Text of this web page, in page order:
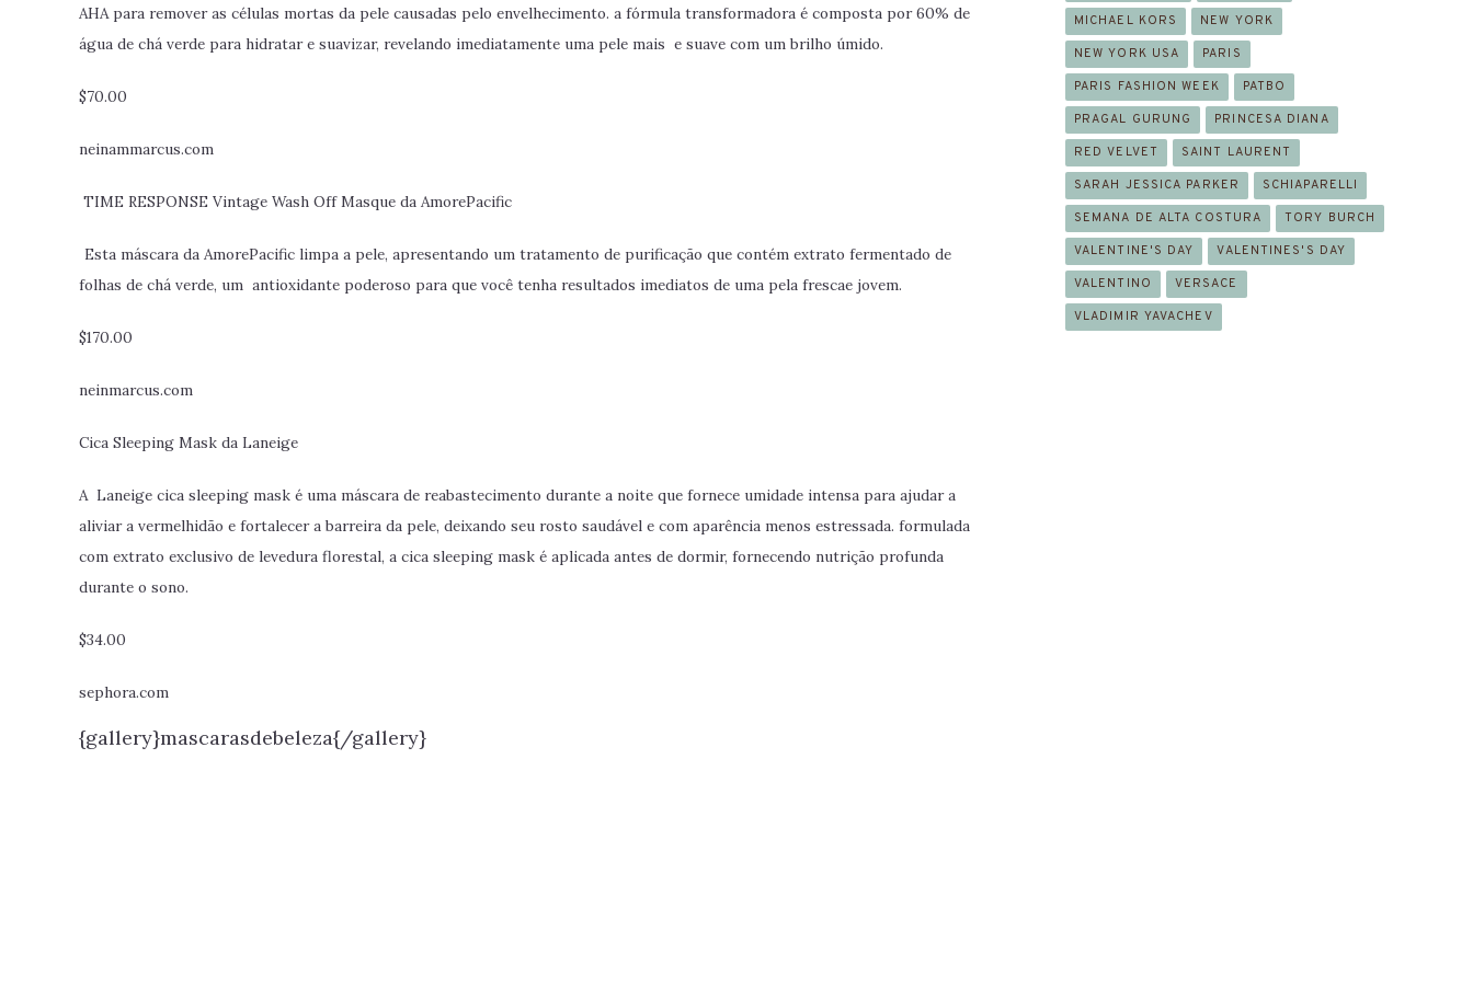
AHA para remover as células mortas da pele causadas pelo envelhecimento. a fórmula transformadora é composta por 60% de
água de chá verde para hidratar e suavizar, revelando imediatamente uma pele mais e suave com um brilho úmido.
$70.00
neinammarcus.com
TIME RESPONSE Vintage Wash Off Masque da AmorePacific
Esta máscara da AmorePacific limpa a pele, apresentando um tratamento de purificação que contém extrato fermentado de
folhas de chá verde, um antioxidante poderoso para que você tenha resultados imediatos de uma pela frescae jovem.
$170.00
neinmarcus.com
Cica Sleeping Mask da Laneige
A Laneige cica sleeping mask é uma máscara de reabastecimento durante a noite que fornece umidade intensa para ajudar a
aliviar a vermelhidão e fortalecer a barreira da pele, deixando seu rosto saudável e com aparência menos estressada. formulada
com extrato exclusivo de levedura florestal, a cica sleeping mask é aplicada antes de dormir, fornecendo nutrição profunda
durante o sono.
$34.00
sephora.com
{gallery}mascarasdebeleza{/gallery}
MICHAEL KORS NEW YORK
NEW YORK USA PARIS
PARIS FASHION WEEK PATBO
PRAGAL GURUNG PRINCESA DIANA
RED VELVET SAINT LAURENT
SARAH JESSICA PARKER SCHIAPARELLI
SEMANA DE ALTA COSTURA TORY BURCH
VALENTINE'S DAY VALENTINES'S DAY
VALENTINO VERSACE
VLADIMIR YAVACHEV